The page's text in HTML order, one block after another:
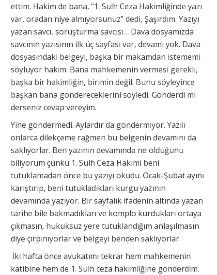
ettim. Hakim de bana, “1. Sulh Ceza Hakimliğinde yazı
var, oradan niye almıyorsunuz” dedi, Şaşırdım. Yazıyı
yazan savcı, soruşturma savcısı… Dava dosyamızda
savcının yazısının ilk üç sayfası var, devamı yok. Dava
dosyasındaki belgeyi, başka bir makamdan istememi
söylüyor hakim. Bana mahkemenin vermesi gerekli,
başka bir hakimliğin, birimin değil. Bunu söyleyince
başkan bana göndereceklerini söyledi. Gönderdi mi
derseniz cevap vereyim.
Yine göndermedi. Aylardır da göndermiyor. Yazılı
onlarca dilekçeme rağmen bu belgenin devamını da
saklıyorlar. Ben yazının devamında ne olduğunu
biliyorum çünkü 1. Sulh Ceza Hakimi beni
tutuklamadan önce bu yazıyı okudu. Ocak-Şubat ayını
karıştırıp, beni tutukladıkları kurgu yazının
devamında yazıyor. Bir sayfalık ifadenin altında yazan
tarihe bile bakmadıkları ve komplo kurdukları ortaya
çıkmasın, hukuksuz yere tutuklandığım anlaşılmasın
diye çırpınıyorlar ve belgeyi benden saklıyorlar.
İki hafta önce avukatımı tekrar hem mahkemenin
katibine hem de 1. Sulh ceza hakimliğine gönderdim.